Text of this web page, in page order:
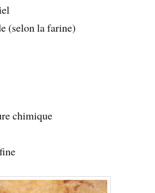
(selon la farine)
chimique